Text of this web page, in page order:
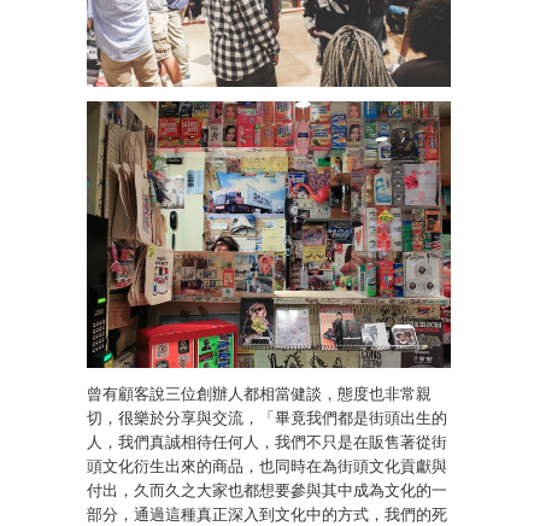
曾有顧客說三位創辦人都相當健談，態度也非常親
切，很樂於分享與交流，「畢竟我們都是街頭出生的
人，我們真誠相待任何人，我們不只是在販售著從街
頭文化衍生出來的商品，也同時在為街頭文化貢獻與
付出，久而久之大家也都想要參與其中成為文化的一
部分，通過這種真正深入到文化中的方式，我們的死